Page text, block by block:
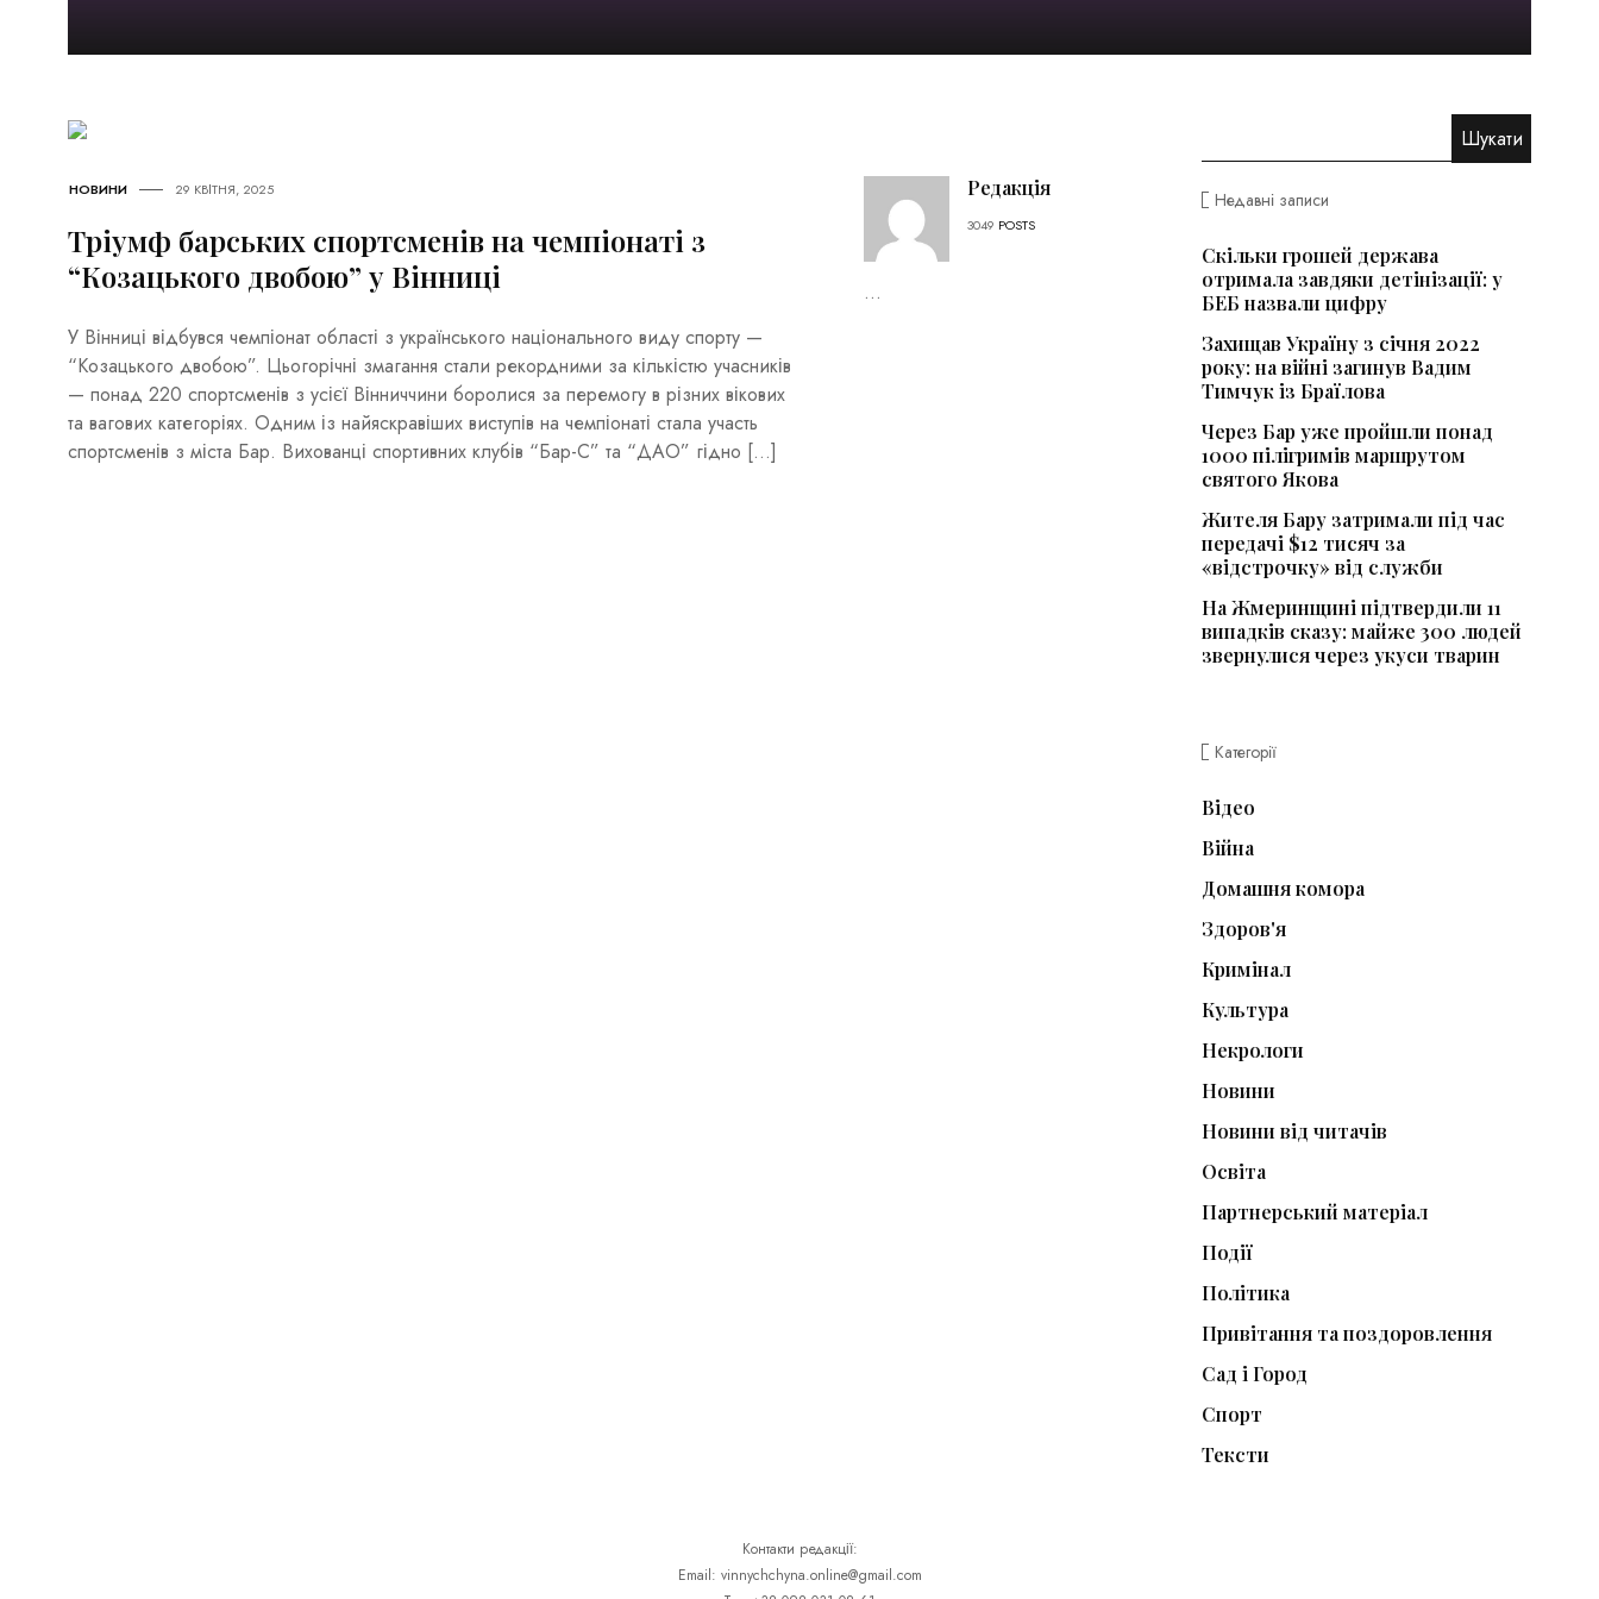
НОВИНИ 29 КВІТНЯ, 2025
Тріумф барських спортсменів на чемпіонаті з
“Козацького двобою” у Вінниці
У Вінниці відбувся чемпіонат області з українського національного виду спорту —
“Козацького двобою”. Цьогорічні змагання стали рекордними за кількістю учасників
— понад 220 спортсменів з усієї Вінниччини боролися за перемогу в різних вікових
та вагових категоріях. Одним із найяскравіших виступів на чемпіонаті стала участь
спортсменів з міста Бар. Вихованці спортивних клубів “Бар-С” та “ДАО” гідно […]
Редакція
3049 POSTS
...
Недавні записи
Скільки грошей держава
отримала завдяки детінізації: у
БЕБ назвали цифру
Захищав Україну з січня 2022
року: на війні загинув Вадим
Тимчук із Браїлова
Через Бар уже пройшли понад
1000 пілігримів маршрутом
святого Якова
Жителя Бару затримали під час
передачі $12 тисяч за
«відстрочку» від служби
На Жмеринщині підтвердили 11
випадків сказу: майже 300 людей
звернулися через укуси тварин
Категорії
Відео
Війна
Домашня комора
Здоров'я
Кримінал
Культура
Некрологи
Новини
Новини від читачів
Освіта
Партнерський матеріал
Події
Політика
Привітання та поздоровлення
Сад і Город
Спорт
Тексти
Контакти редакції:
Email: vinnychchyna.online@gmail.com